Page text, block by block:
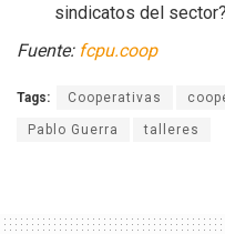
sindicatos del sector?
Fuente: fcpu.coop
Tags: Cooperativas
Pablo Guerra talleres